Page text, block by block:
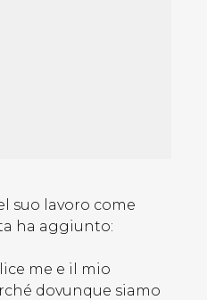
suo lavoro come
ha aggiunto:
me e il mio
dovunque siamo